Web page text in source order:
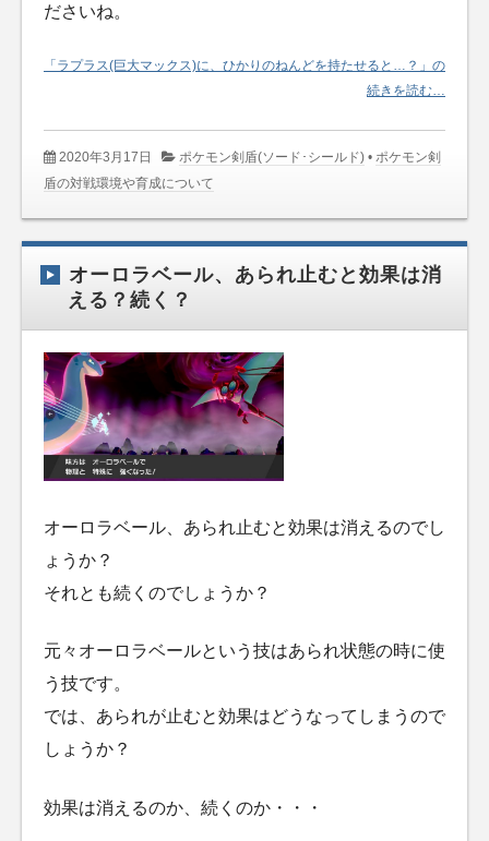
ださいね。
「ラプラス(巨大マックス)に、ひかりのねんどを持たせると…？」の
続きを読む…
2020年3月17日 ポケモン剣盾(ソード･シールド) • ポケモン剣
盾の対戦環境や育成について
オーロラベール、あられ止むと効果は消
える？続く？
オーロラベール、あられ止むと効果は消えるのでし
ょうか？
それとも続くのでしょうか？
元々オーロラベールという技はあられ状態の時に使
う技です。
では、あられが止むと効果はどうなってしまうので
しょうか？
効果は消えるのか、続くのか・・・